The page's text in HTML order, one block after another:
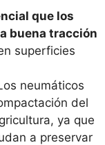
que los
buena tracción
superficies
neumáticos
del
ya que
a preservar